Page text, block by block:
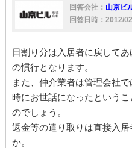
回答会社： 山京ビ
回答日時：2012/
日割り分は入居者に戻して
の慣行となります。
また、仲介業者は管理会社
時にお世話になったという
のでしょう。
返金等の遣り取りは直接入
か。